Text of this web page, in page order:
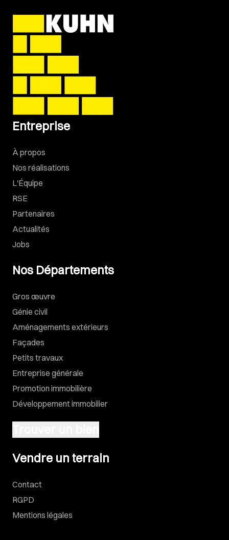
Entreprise
À propos
Nos réalisations
L'Équipe
RSE
Partenaires
Actualités
Jobs
Nos Départements
Gros œuvre
Génie civil
Aménagements extérieurs
Façades
Petits travaux
Entreprise générale
Promotion immobilière
Développement immobilier
Vendre un terrain
Contact
RGPD
Mentions légales